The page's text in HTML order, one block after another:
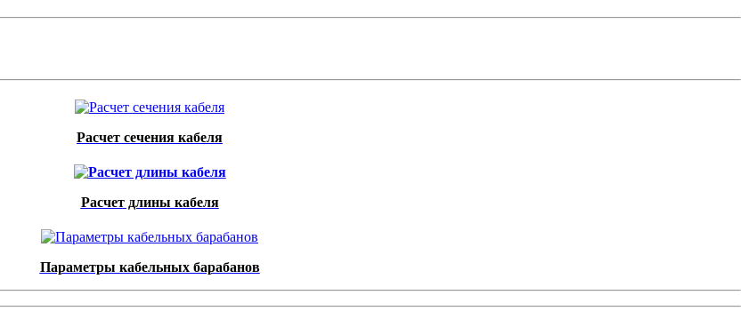
Расчет сечения кабеля
Расчет длины кабеля
Параметры кабельных барабанов